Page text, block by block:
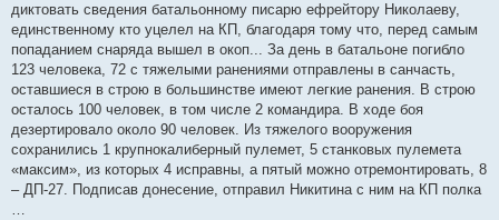
диктовать сведения батальонному писарю ефрейтору Николаеву,
единственному кто уцелел на КП, благодаря тому что, перед самым
попаданием снаряда вышел в окоп... За день в батальоне погибло
123 человека, 72 с тяжелыми ранениями отправлены в санчасть,
оставшиеся в строю в большинстве имеют легкие ранения. В строю
осталось 100 человек, в том числе 2 командира. В ходе боя
дезертировало около 90 человек. Из тяжелого вооружения
сохранились 1 крупнокалиберный пулемет, 5 станковых пулемета
«максим», из которых 4 исправны, а пятый можно отремонтировать, 8
– ДП-27. Подписав донесение, отправил Никитина с ним на КП полка
…